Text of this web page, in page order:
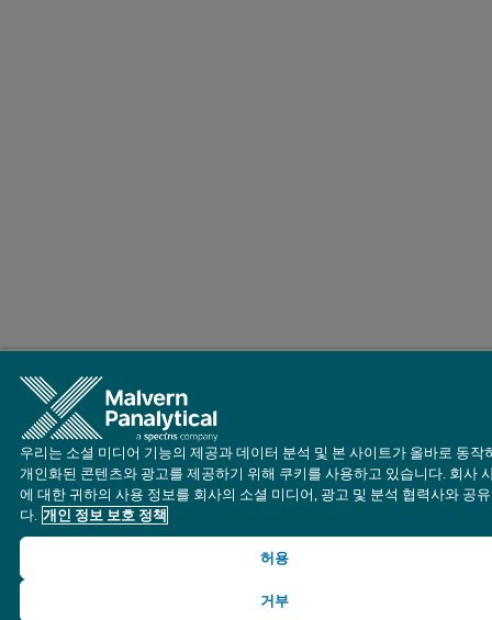
우리는 소셜 미디어 기능의 제공과 데이터 분석 및 본 사이트가 올바로 동작
개인화된 콘텐츠와 광고를 제공하기 위해 쿠키를 사용하고 있습니다. 회사
에 대한 귀하의 사용 정보를 회사의 소셜 미디어, 광고 및 분석 협력사와 공
다. 개인 정보 보호 정책
허용
거부